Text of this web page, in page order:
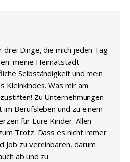
drei Dinge, die mich jeden Tag
meine Heimatstadt
Selbständigkeit und mein
Kleinkindes. Was mir am
Zu Unternehmungen
im Berufsleben und zu einem
für Eure Kinder. Allen
Trotz. Dass es nicht immer
Job zu vereinbaren, darum
ab und zu.